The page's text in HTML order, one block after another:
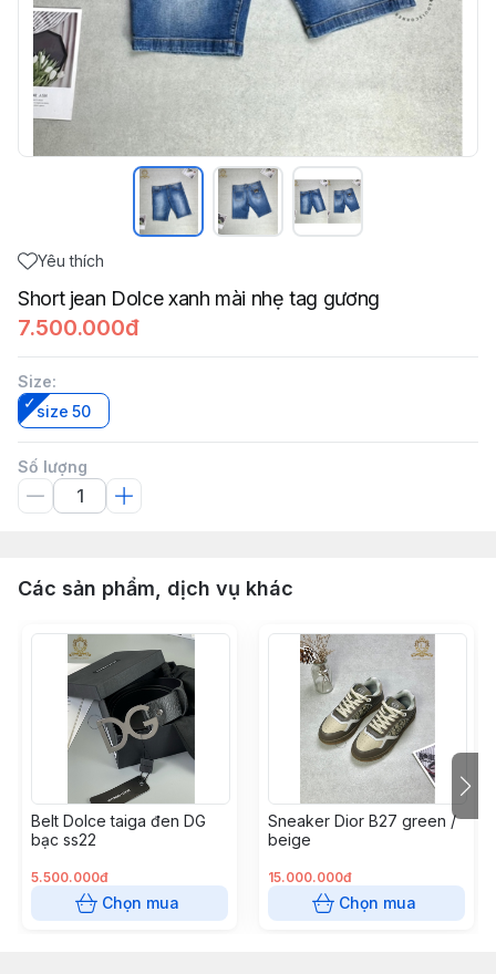
Yêu thích
Short jean Dolce xanh mài nhẹ tag gương
7.500.000đ
Size:
size 50
Số lượng
Các sản phẩm, dịch vụ khác
Belt Dolce taiga đen DG
bạc ss22
5.500.000đ
Chọn mua
Sneaker Dior B27 green /
beige
15.000.000đ
Chọn mua